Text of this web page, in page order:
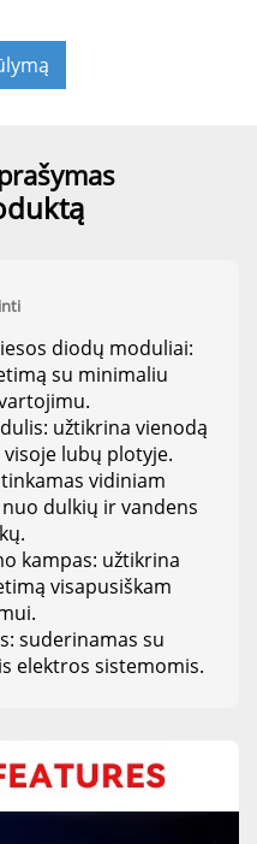
diodų moduliai:
su minimaliu
užtikrina vienodą
lubų plotyje.
vidiniam
dulkių ir vandens
kampas: užtikrina
visapusiškam
suderinamas su
elektros sistemomis.